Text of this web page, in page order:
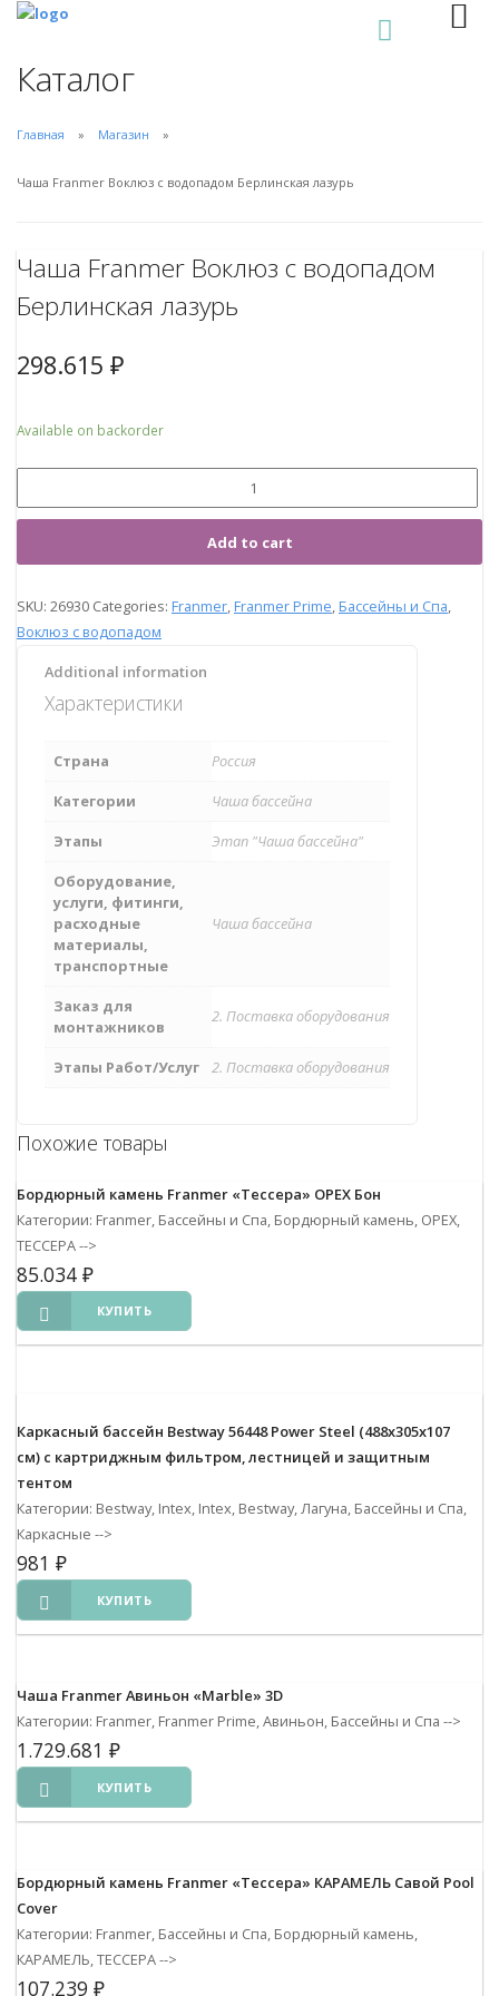
Каталог
Главная Магазин
Чаша Franmer Воклюз с водопадом Берлинская лазурь
Чаша Franmer Воклюз с водопадом
Берлинская лазурь
298.615 ₽
Available on backorder
Add to cart
SKU: 26930 Categories: Franmer, Franmer Prime, Бассейны и Спа,
Воклюз с водопадом
Additional information
Характеристики
Страна
Россия
Категории
Чаша бассейна
Этапы
Этап "Чаша бассейна"
Оборудование,
услуги, фитинги,
расходные
материалы,
транспортные
Чаша бассейна
Заказ для
монтажников
2. Поставка оборудования
Этапы Работ/Услуг 2. Поставка оборудования
Похожие товары
Бордюрный камень Franmer «Тессера» ОРЕХ Бон
Категории: Franmer, Бассейны и Спа, Бордюрный камень, ОРЕХ,
ТЕССЕРА-->
85.034 ₽
КУПИТЬ
Каркасный бассейн Bestway 56448 Power Steel (488х305х107
см) с картриджным фильтром, лестницей и защитным
тентом
Категории: Bestway, Intex, Intex, Bestway, Лагуна, Бассейны и Спа,
Каркасные -->
981 ₽
КУПИТЬ
Чаша Franmer Авиньон «Marble» 3D
Категории: Franmer, Franmer Prime, Авиньон, Бассейны и Спа -->
1.729.681 ₽
КУПИТЬ
Бордюрный камень Franmer «Тессера» КАРАМЕЛЬ Савой Pool
Cover
Категории: Franmer, Бассейны и Спа, Бордюрный камень,
КАРАМЕЛЬ, ТЕССЕРА-->
107.239 ₽